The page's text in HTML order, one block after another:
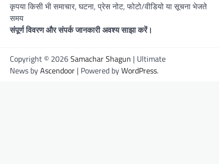
कृपया किसी भी समाचार, घटना, प्रेस नोट, फोटो/वीडियो या सूचना भेजते
समय
संपूर्ण विवरण और संपर्क जानकारी अवश्य साझा करें।
Copyright © 2026Samachar Shagun | Ultimate
News byAscendoor | Powered byWordPress.